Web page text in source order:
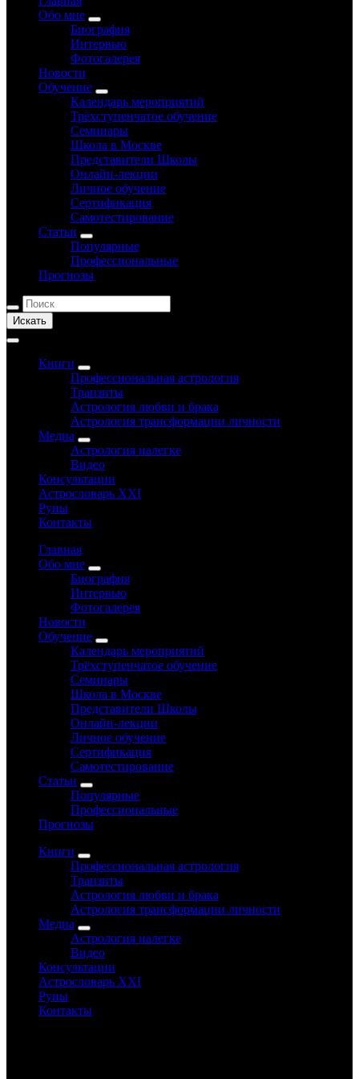
Обо мне
Биография
Интервью
Фотогалерея
Новости
Обучение
Календарь мероприятий
Трёхступенчатое обучение
Семинары
Школа в Москве
Представители Школы
Онлайн-лекции
Личное обучение
Сертификация
Самотестирование
Статьи
Популярные
Профессиональные
Прогнозы
Искать
Книги
Профессиональная астрология
Транзиты
Астрология любви и брака
Астрология трансформации личности
Медиа
Астрология налегке
Видео
Консультации
Астрословарь XXI
Руны
Контакты
Главная
Обо мне
Биография
Интервью
Фотогалерея
Новости
Обучение
Календарь мероприятий
Трёхступенчатое обучение
Семинары
Школа в Москве
Представители Школы
Онлайн-лекции
Личное обучение
Сертификация
Самотестирование
Статьи
Популярные
Профессиональные
Прогнозы
Книги
Профессиональная астрология
Транзиты
Астрология любви и брака
Астрология трансформации личности
Медиа
Астрология налегке
Видео
Консультации
Астрословарь XXI
Руны
Контакты